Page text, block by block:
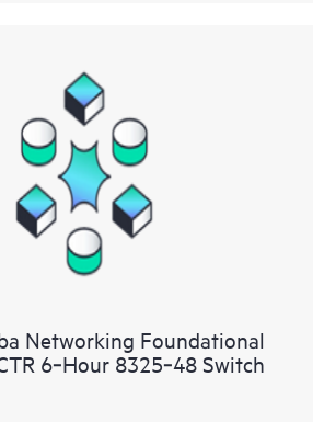
Networking Foundational
6‑Hour 8325‑48 Switch